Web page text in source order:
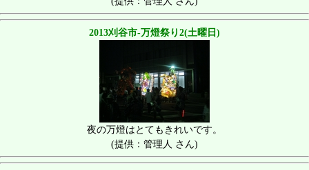
2013刈谷市-万燈祭り2(土曜日)
夜の万燈はとてもきれいです。
(提供：管理人 さん)